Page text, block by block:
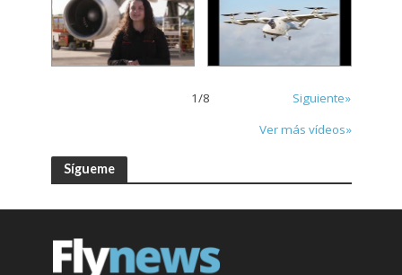
1/8
Siguiente»
Ver más vídeos»
Sígueme